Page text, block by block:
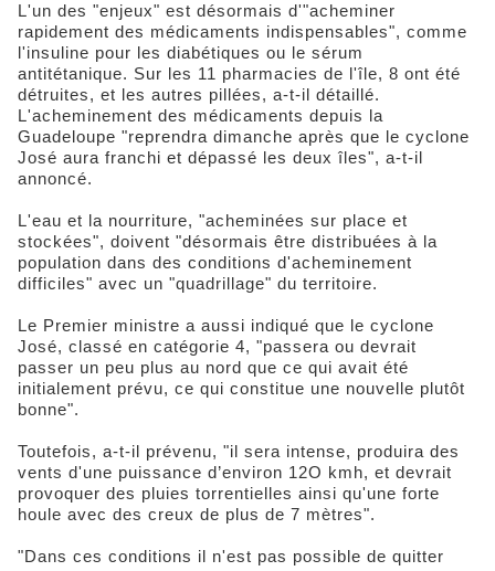
L'un des "enjeux" est désormais d'"acheminer
rapidement des médicaments indispensables", comme
l'insuline pour les diabétiques ou le sérum
antitétanique. Sur les 11 pharmacies de l'île, 8 ont été
détruites, et les autres pillées, a-t-il détaillé.
L'acheminement des médicaments depuis la
Guadeloupe "reprendra dimanche après que le cyclone
José aura franchi et dépassé les deux îles", a-t-il
annoncé.
L'eau et la nourriture, "acheminées sur place et
stockées", doivent "désormais être distribuées à la
population dans des conditions d'acheminement
difficiles" avec un "quadrillage" du territoire.
Le Premier ministre a aussi indiqué que le cyclone
José, classé en catégorie 4, "passera ou devrait
passer un peu plus au nord que ce qui avait été
initialement prévu, ce qui constitue une nouvelle plutôt
bonne".
Toutefois, a-t-il prévenu, "il sera intense, produira des
vents d'une puissance d’environ 12O kmh, et devrait
provoquer des pluies torrentielles ainsi qu'une forte
houle avec des creux de plus de 7 mètres".
"Dans ces conditions il n'est pas possible de quitter